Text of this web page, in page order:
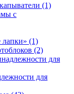
(1)
с
лапки» (1)
(2)
для
для